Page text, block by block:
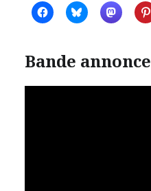
Bande annonce